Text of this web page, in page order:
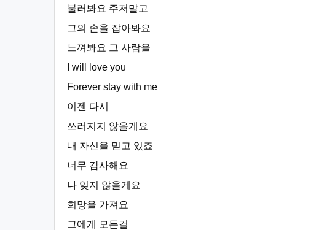
불러봐요 주저말고
그의 손을 잡아봐요
느껴봐요 그 사람을
I will love you
Forever stay with me
이젠 다시
쓰러지지 않을게요
내 자신을 믿고 있죠
너무 감사해요
나 잊지 않을게요
희망을 가져요
그에게 모든걸